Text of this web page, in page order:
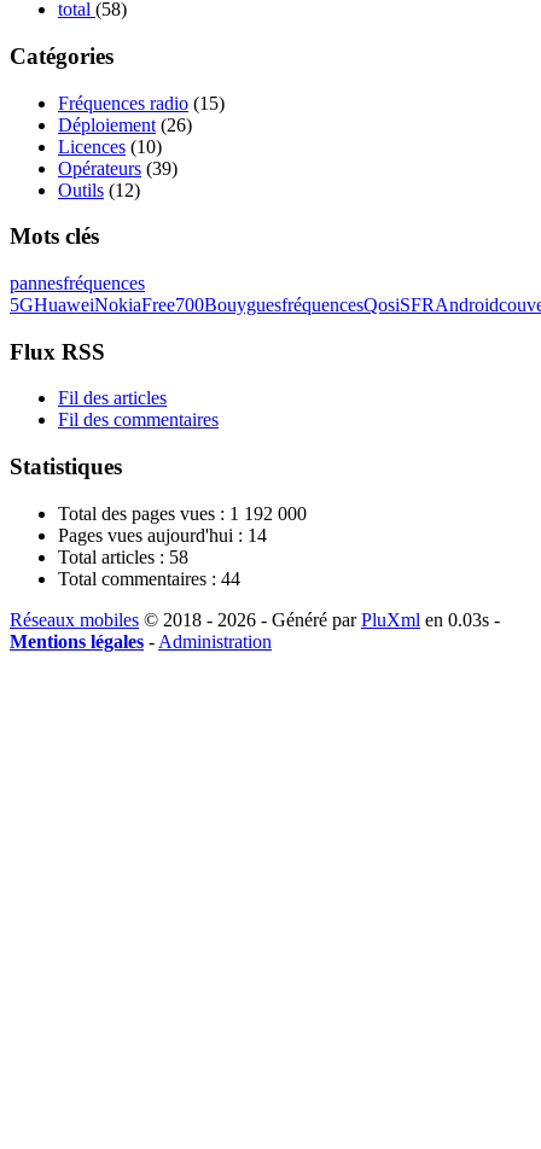
total (58)
Catégories
Fréquences radio (15)
Déploiement (26)
Licences (10)
Opérateurs (39)
Outils (12)
Mots clés
pannesfréquences
5GHuaweiNokiaFree700BouyguesfréquencesQosiSFRAndroid
Flux RSS
Fil des articles
Fil des commentaires
Statistiques
Total des pages vues : 1 192 000
Pages vues aujourd'hui : 14
Total articles : 58
Total commentaires : 44
Réseaux mobiles © 2018 - 2026 - Généré parPluXml en 0.03s -
Mentions légales - Administration